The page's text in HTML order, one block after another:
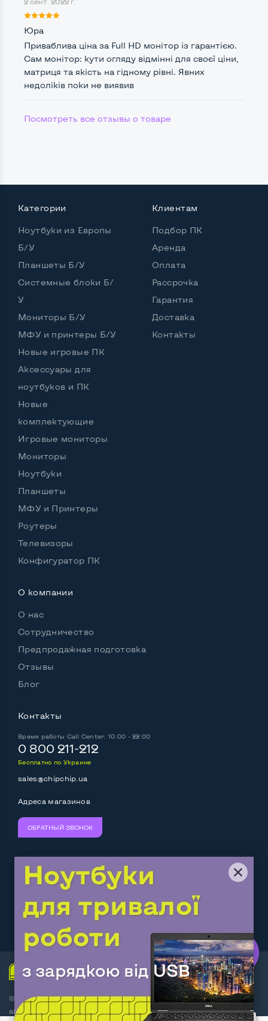
Нет
Остальные возможности:
Блок питанияВнешний
Наклон, вперед назад
Комплектация: Монитор, кабель питания
Юра
Приваблива ціна за Full HD монітор із гарантією.
Сам монітор: кути огляду відмінні для своєї ціни,
матриця та якість на гідному рівні. Явних
недоліків поки не виявив
Посмотреть все отзывы о товаре
Категории
Ноутбуки из Европы
Б/У
Планшеты Б/У
Системные блоки Б/
У
Мониторы Б/У
МФУ и принтеры Б/У
Новые игровые ПК
Аксессуары для
ноутбуков и ПК
Новые
комплектующие
Игровые мониторы
Мониторы
Ноутбуки
Планшеты
МФУ и Принтеры
Роутеры
Телевизоры
Конфигуратор ПК
Клиентам
Подбор ПК
Аренда
Оплата
Рассрочка
Гарантия
Доставка
Контакты
О компании
О нас
Сотрудничество
Предпродажная подготовка
Отзывы
Блог
Контакты
Время работы Call Center: 10:00 - 22:00
0 800 211-212
Бесплатно по Украине
sales@chipchip.ua
Адреса магазинов
ОБРАТНЫЙ ЗВОНОК
Мы принимаем: Следите за нами:
Work.ua — самий кльовий
наш партнер
© Интернет-магазин ChipChip - компьютерная техника и
аксессуары 2014-2026